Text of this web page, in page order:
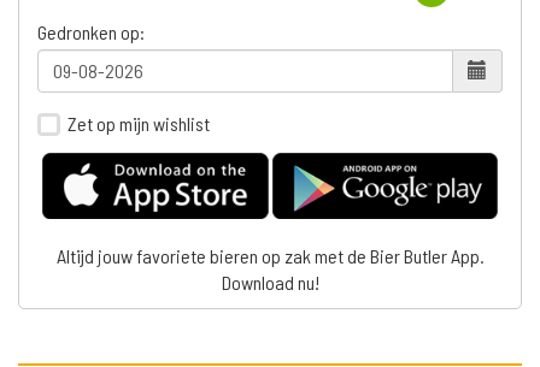
Gedronken op:
Zet op mijn wishlist
Altijd jouw favoriete bieren op zak met de Bier Butler App.
Download nu!